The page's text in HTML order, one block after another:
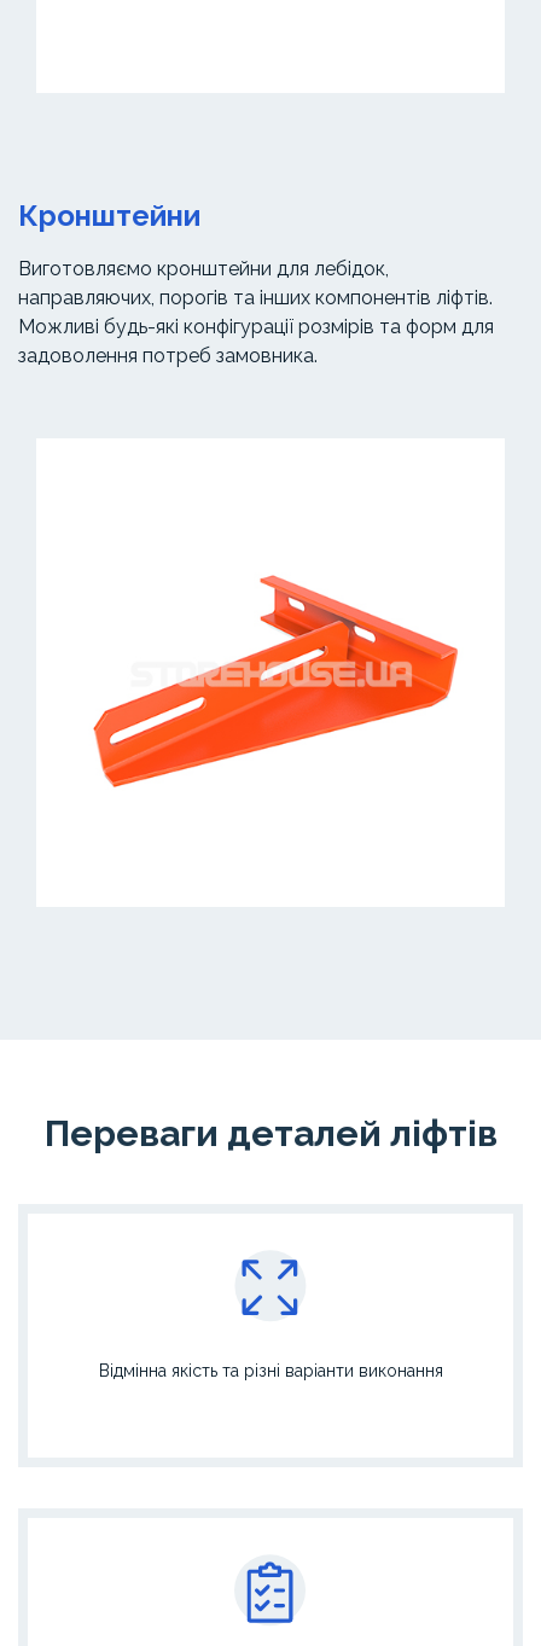
Кронштейни
Виготовляємо кронштейни для лебідок,
направляючих, порогів та інших компонентів ліфтів.
Можливі будь-які конфігурації розмірів та форм для
задоволення потреб замовника.
Переваги деталей ліфтів
Відмінна якість та різні варіанти виконання